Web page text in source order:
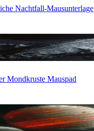
Nachtfall-Mausunterlage
Mondkruste Mauspad